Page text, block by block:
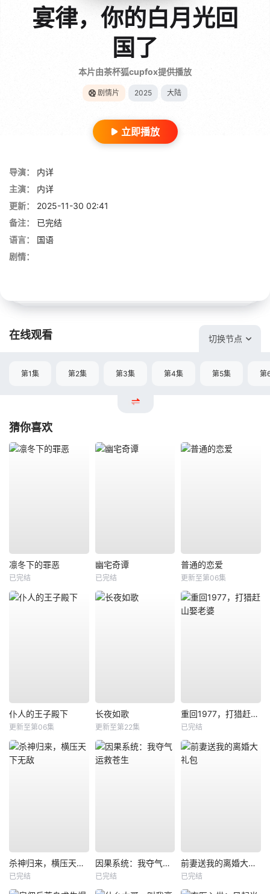
宴律，你的白月光回
国了
本片由茶杯狐cupfox提供播放
剧情片 2025 大陆
立即播放
导演：
内详
主演：
内详
更新：
2025-11-30 02:41
备注：
已完结
语言：
国语
剧情：
在线观看 切换节点
第1集 第2集 第3集 第4集 第5集 第
猜你喜欢
凛冬下的罪恶
已完结
幽宅奇谭
已完结
普通的恋爱
更新至第06集
仆人的王子殿下
更新至第06集
长夜如歌
更新至第22集
重回1977，打猎赶山娶老婆
已完结
杀神归来，横压天下无敌
已完结
因果系统：我夺气运救苍生
已完结
前妻送我的离婚大礼包
已完结